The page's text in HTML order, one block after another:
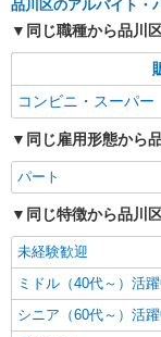
品川区のアルバイト・
同じ職種から品川
コンビニ・スーパー
同じ雇用形態から
パート
同じ特徴から品川
未経験歓迎
ミドル（40代～）活
シニア（60代～）活